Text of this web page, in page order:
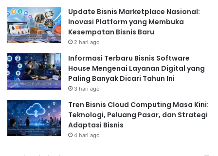
Update Bisnis Marketplace Nasional:
Inovasi Platform yang Membuka
Kesempatan Bisnis Baru
2 hari ago
Informasi Terbaru Bisnis Software
House Mengenai Layanan Digital yang
Paling Banyak Dicari Tahun Ini
3 hari ago
Tren Bisnis Cloud Computing Masa Kini:
Teknologi, Peluang Pasar, dan Strategi
Adaptasi Bisnis
4 hari ago